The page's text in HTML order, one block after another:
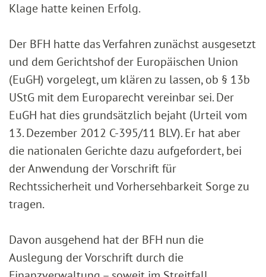
Klage hatte keinen Erfolg.
Der BFH hatte das Verfahren zunächst ausgesetzt
und dem Gerichtshof der Europäischen Union
(EuGH) vorgelegt, um klären zu lassen, ob § 13b
UStG mit dem Europarecht vereinbar sei. Der
EuGH hat dies grundsätzlich bejaht (Urteil vom
13. Dezember 2012 C-395/11 BLV). Er hat aber
die nationalen Gerichte dazu aufgefordert, bei
der Anwendung der Vorschrift für
Rechtssicherheit und Vorhersehbarkeit Sorge zu
tragen.
Davon ausgehend hat der BFH nun die
Auslegung der Vorschrift durch die